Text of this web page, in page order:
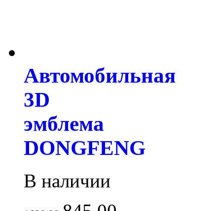
Автомобильная
3D
эмблема
DONGFENG
В наличии